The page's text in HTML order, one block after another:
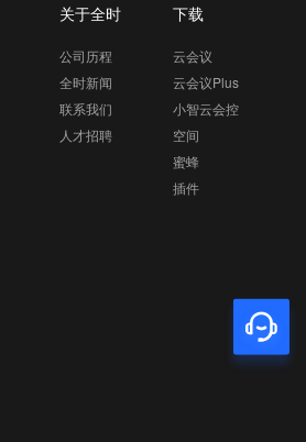
关于全时
公司历程
全时新闻
联系我们
人才招聘
下载
云会议
云会议Plus
小智云会控
空间
蜜蜂
插件